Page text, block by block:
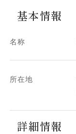
基本情報
名称
所在地
詳細情報